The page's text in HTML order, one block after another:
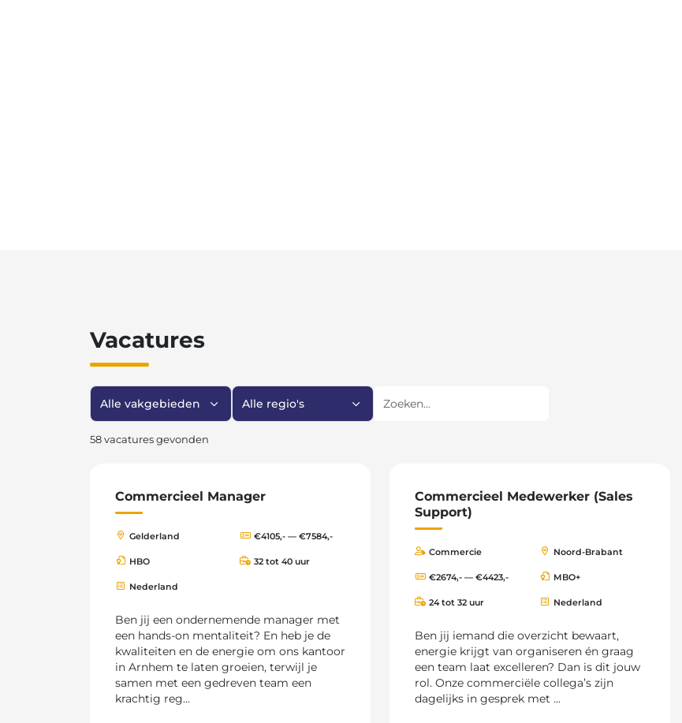
Vacatures
Filter op vakgebied
Filter op regio
Zoeken
58 vacatures gevonden
Commercieel Manager
Gelderland €4105,- — €7584,-
HBO 32 tot 40 uur
Nederland
Ben jij een ondernemende manager met
een hands-on mentaliteit? En heb je de
kwaliteiten en de energie om ons kantoor
in Arnhem te laten groeien, terwijl je
samen met een gedreven team een
krachtig reg...
Commercieel Medewerker (Sales
Support)
Commercie Noord-Brabant
€2674,- — €4423,- MBO+
24 tot 32 uur Nederland
Ben jij iemand die overzicht bewaart,
energie krijgt van organiseren én graag
een team laat excelleren? Dan is dit jouw
rol. Onze commerciële collega’s zijn
dagelijks in gesprek met ...